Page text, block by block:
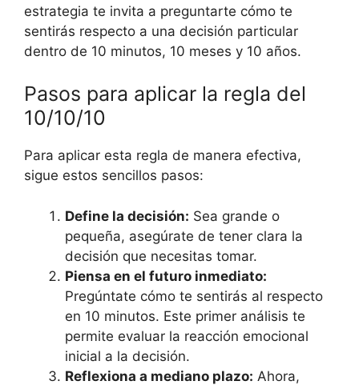
estrategia te invita a preguntarte cómo te
sentirás respecto a una decisión particular
dentro de 10 minutos, 10 meses y 10 años.
Pasos para aplicar la regla del
10/10/10
Para aplicar esta regla de manera efectiva,
sigue estos sencillos pasos:
Define la decisión: Sea grande o
pequeña, asegúrate de tener clara la
decisión que necesitas tomar.
Piensa en el futuro inmediato:
Pregúntate cómo te sentirás al respecto
en 10 minutos. Este primer análisis te
permite evaluar la reacción emocional
inicial a la decisión.
Reflexiona a mediano plazo: Ahora,